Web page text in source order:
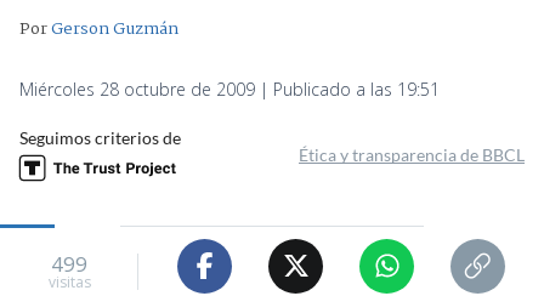
PorGerson Guzmán
Miércoles 28 octubre de 2009 | Publicado a las 19:51
Seguimos criterios de
Ética y transparencia de BBCL
499
visitas